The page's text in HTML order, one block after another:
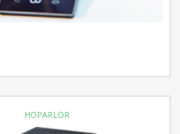
HOPARLÖR